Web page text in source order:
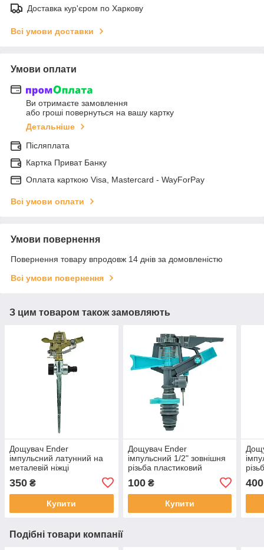
Доставка кур'єром по Харкову
Всі умови доставки
Умови оплати
Ви отримаєте замовлення
або гроші повернуться на вашу картку
Детальніше
Післяплата
Картка Приват Банку
Оплата карткою Visa, Mastercard - WayForPay
Всі умови оплати
Умови повернення
Повернення товару впродовж 14 днів за домовленістю
Всі умови повернення
З цим товаром також замовляють
Дощувач Ender
імпульсний латунний на
металевій ніжці
350 ₴
Купити
Дощувач Ender
імпульсний 1/2" зовнішня
різьба пластиковий
100₴
Купити
400
Подібні товари компанії